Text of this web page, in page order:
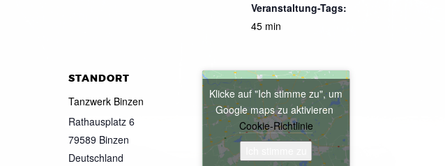
Veranstaltung-Tags:
45 min
STANDORT
Tanzwerk Binzen
Rathausplatz 6
79589 Binzen
Deutschland
Klicke auf "Ich stimme zu", um
Google maps zu aktivieren
Cookie-Richtlinie